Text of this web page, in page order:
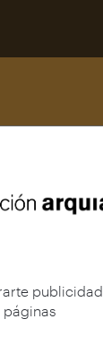
publicidad